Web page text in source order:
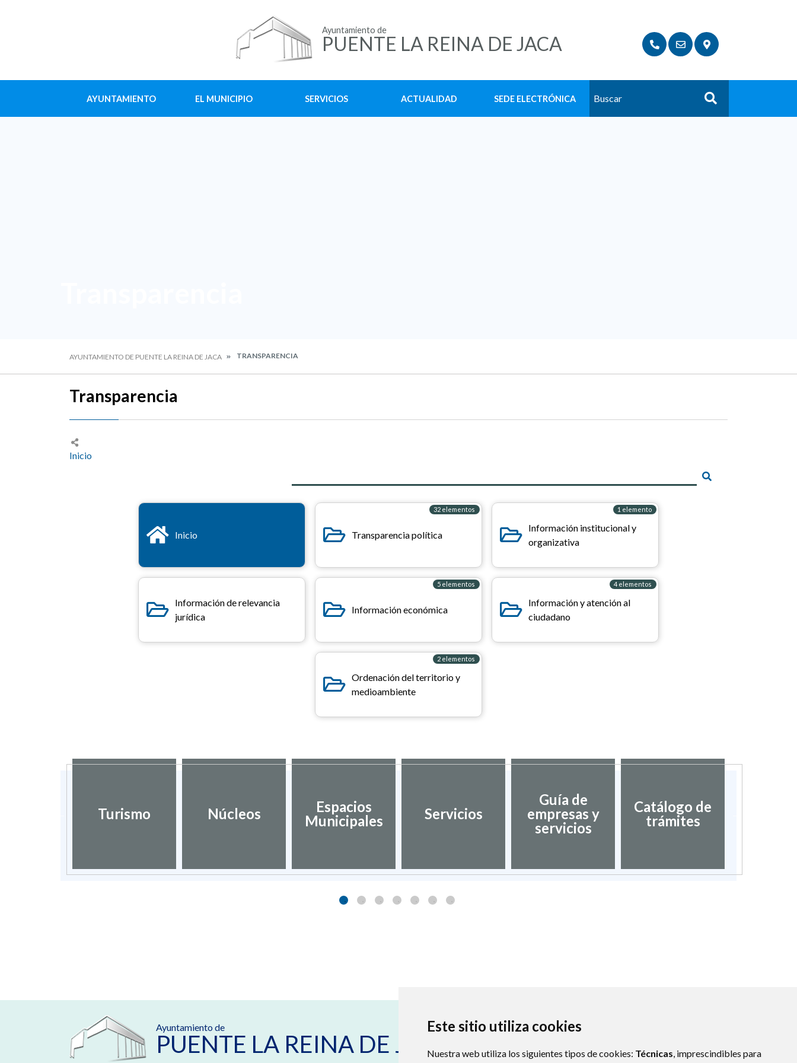
Este sitio utiliza cookies
Nuestra web utiliza los siguientes tipos de cookies: Técnicas, imprescindibles para
Ayuntamiento de
PUENTE LA REINA DE JACA
AYUNTAMIENTO EL MUNICIPIO SERVICIOS ACTUALIDAD SEDE ELECTRÓNICA Buscar
AYUNTAMIENTO DE PUENTE LA REINA DE JACA TRANSPARENCIA
Transparencia
Inicio
Inicio
32 elementos
Transparencia política
1 elemento
Información institucional y
organizativa
Información de relevancia
jurídica
5 elementos
Información económica
4 elementos
Información y atención al
ciudadano
2 elementos
Ordenación del territorio y
medioambiente
Turismo Núcleos
Espacios
Municipales
Servicios
Guía de
empresas y
servicios
Catálogo de
trámites
Ayuntamiento de
PUENTE LA REINA DE JACA